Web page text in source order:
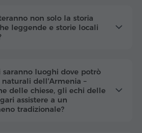
non solo la storia
leggende e storie locali
luoghi dove potrò
naturali dell'Armenia –
delle chiese, gli echi delle
assistere a un
tradizionale?